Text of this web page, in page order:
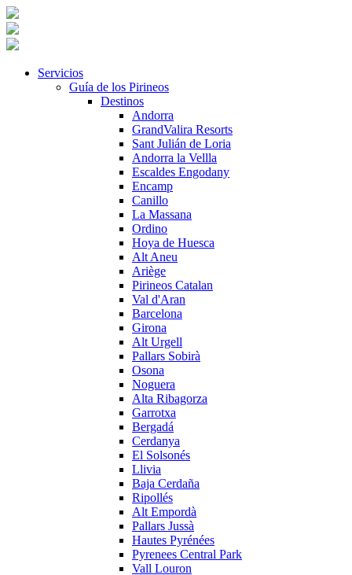
Servicios
Guía de los Pirineos
Destinos
Andorra
GrandValira Resorts
Sant Julián de Loria
Andorra la Vellla
Escaldes Engodany
Encamp
Canillo
La Massana
Ordino
Hoya de Huesca
Alt Aneu
Ariège
Pirineos Catalan
Val d'Aran
Barcelona
Girona
Alt Urgell
Pallars Sobirà
Osona
Noguera
Alta Ribagorza
Garrotxa
Bergadá
Cerdanya
El Solsonés
Llivia
Baja Cerdaña
Ripollés
Alt Empordà
Pallars Jussà
Hautes Pyrénées
Pyrenees Central Park
Vall Louron